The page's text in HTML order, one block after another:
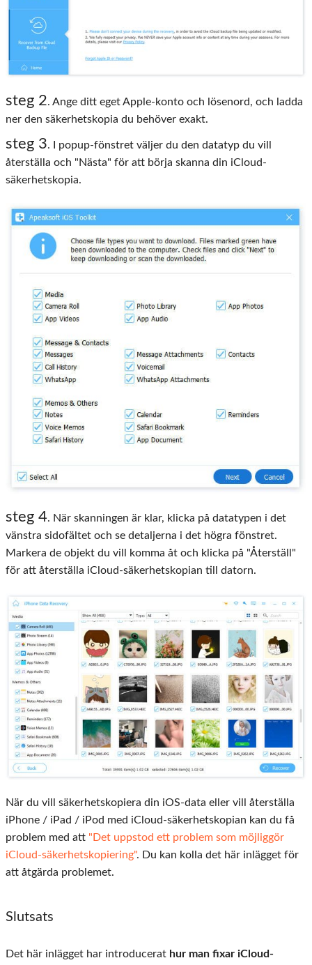
steg 2. Ange ditt eget Apple-konto och lösenord, och ladda
ner den säkerhetskopia du behöver exakt.
steg 3. I popup-fönstret väljer du den datatyp du vill
återställa och "Nästa" för att börja skanna din iCloud-
säkerhetskopia.
steg 4. När skanningen är klar, klicka på datatypen i det
vänstra sidofältet och se detaljerna i det högra fönstret.
Markera de objekt du vill komma åt och klicka på "Återställ"
för att återställa iCloud-säkerhetskopian till datorn.
När du vill säkerhetskopiera din iOS-data eller vill återställa
iPhone / iPad / iPod med iCloud-säkerhetskopian kan du få
problem med att "Det uppstod ett problem som möjliggör
iCloud-säkerhetskopiering". Du kan kolla det här inlägget för
att åtgärda problemet.
Slutsats
Det här inlägget har introducerat hur man fixar iCloud-